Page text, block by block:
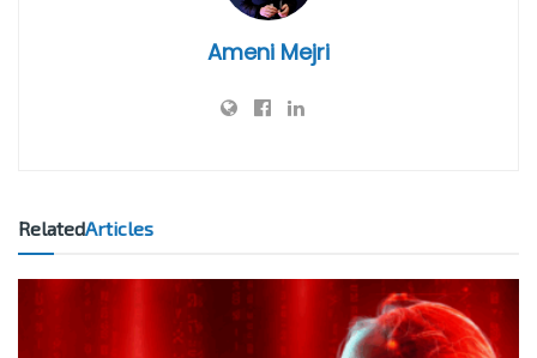
Ameni Mejri
RelatedArticles